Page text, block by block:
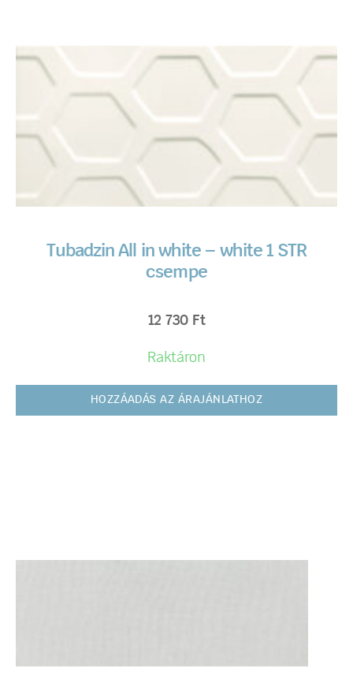
Tubadzin All in white – white 1 STR
csempe
12 730 Ft
Raktáron
HOZZÁADÁS AZ ÁRAJÁNLATHOZ